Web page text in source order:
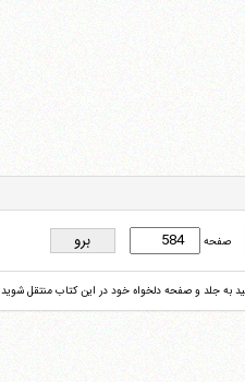
صفحه
به جلد و صفحه دلخواه خود در این کتاب منتقل شوید